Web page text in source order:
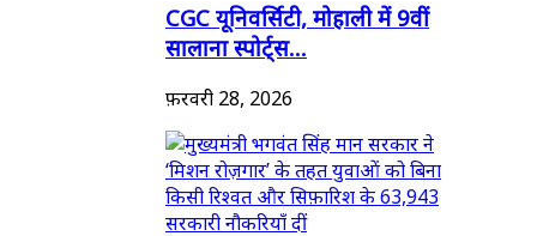
CGC यूनिवर्सिटी, मोहाली में 9वीं
सालाना स्पोर्ट्स...
फ़रवरी 28, 2026